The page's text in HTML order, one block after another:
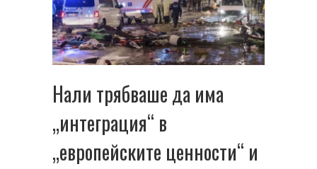
Нали трябваше да има
„интеграция“ в
„европейските ценности“ и